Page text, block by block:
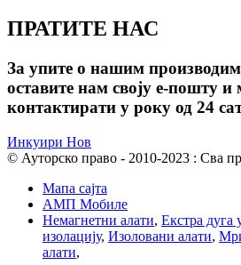
ПРАТИТЕ НАС
За упите о нашим
оставите нам своју е-пошту и
контактирати у року од 24
Инкуири Нов
© Ауторско право - 2010-2023 : Сва
Мапа сајта
АМП Мобиле
Немагнетни алати, Екстра дуга
изолацију, Изоловани алати,
алати,